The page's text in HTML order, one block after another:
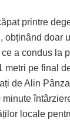
printre
obținând doar
a condus la
metri pe final
de Alin
locale